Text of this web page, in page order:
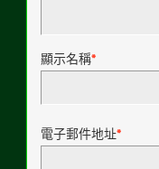
顯示名稱*
電子郵件地址*